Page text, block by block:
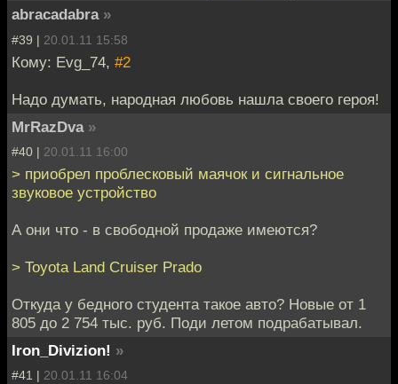
abracadabra »
#39 | 20.01.11 15:58
Кому: Evg_74, #2
Надо думать, народная любовь нашла своего героя!
MrRazDva »
#40 | 20.01.11 16:00
> приобрел проблесковый маячок и сигнальное
звуковое устройство
А они что - в свободной продаже имеются?
> Toyota Land Cruiser Prado
Откуда у бедного студента такое авто? Новыe от 1
805 до 2 754 тыс. руб. Поди летом подрабатывал.
Iron_Divizion! »
#41 | 20.01.11 16:04